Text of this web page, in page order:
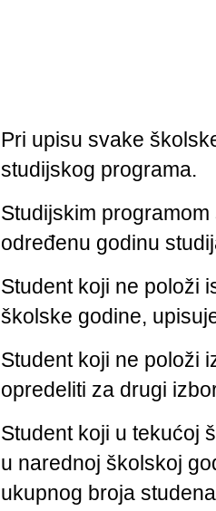
Pri upisu svake
studijskog programa.
Studijskim
određenu godinu
Student koji ne položi
školske godine,
Student koji ne položi
opredeliti za drugi
Student koji u tekućoj
u narednoj školskoj
ukupnog broja